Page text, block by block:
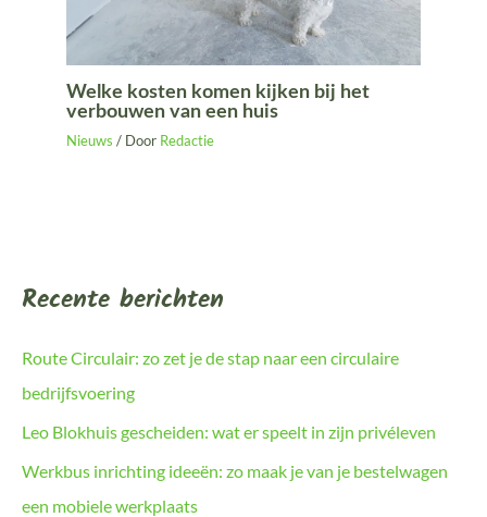
Welke kosten komen kijken bij het
verbouwen van een huis
Nieuws / Door Redactie
Recente berichten
Route Circulair: zo zet je de stap naar een circulaire
bedrijfsvoering
Leo Blokhuis gescheiden: wat er speelt in zijn privéleven
Werkbus inrichting ideeën: zo maak je van je bestelwagen
een mobiele werkplaats